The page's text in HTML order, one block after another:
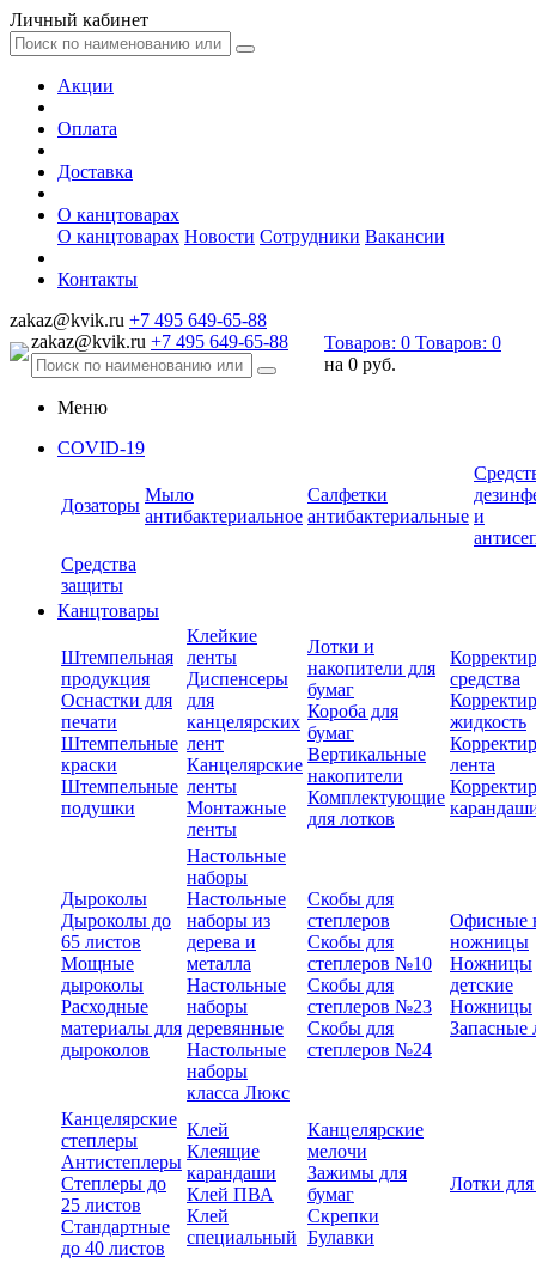
Личный кабинет
Акции
Оплата
Доставка
О канцтоварах
О канцтоварах Новости Сотрудники Вакансии
Контакты
zakaz@kvik.ru +7 495 649-65-88
zakaz@kvik.ru +7 495 649-65-88 Товаров: 0 Товаров: 0
на 0 руб.
Меню
COVID-19
Дозаторы
Мыло
антибактериальное
Салфетки
антибактериальные и
Средства
защиты
Канцтовары
Штемпельная
продукция
Оснастки для
печати
Штемпельные
краски
Штемпельные
подушки
Клейкие
ленты
Диспенсеры
для
канцелярских
лент
Канцелярские
ленты
Монтажные
ленты
Лотки и
накопители для
бумаг
Короба для
бумаг
Вертикальные
накопители
Комплектующие
для лотков
средства
жидкость
лента
Дыроколы
Дыроколы до
65 листов
Мощные
дыроколы
Расходные
материалы для
дыроколов
Настольные
наборы
Настольные
наборы из
дерева и
металла
Настольные
наборы
деревянные
Настольные
наборы
класса Люкс
Скобы для
степлеров
Скобы для
степлеров №10
Скобы для
степлеров №23
Скобы для
степлеров №24
Офисные
ножницы
Ножницы
детские
Ножницы
Запасные
Канцелярские
степлеры
Антистеплеры
Степлеры до
25 листов
Стандартные
до 40 листов
Клей
Клеящие
карандаши
Клей ПВА
Клей
специальный
Канцелярские
мелочи
Зажимы для
бумаг
Скрепки
Булавки
Лотки